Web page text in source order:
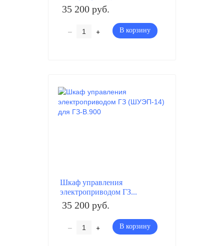
35 200 руб.
– + В корзину
Шкаф управления
электроприводом ГЗ...
35 200 руб.
– + В корзину